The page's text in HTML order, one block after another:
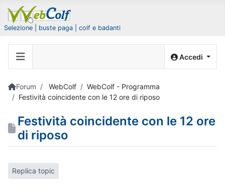
Selezione | buste paga | colf e badanti
Accedi
Forum WebColf
WebColf - Programma
Festività coincidente con le 12 ore di riposo
Festività coincidente con le 12 ore
di riposo
Replica topic